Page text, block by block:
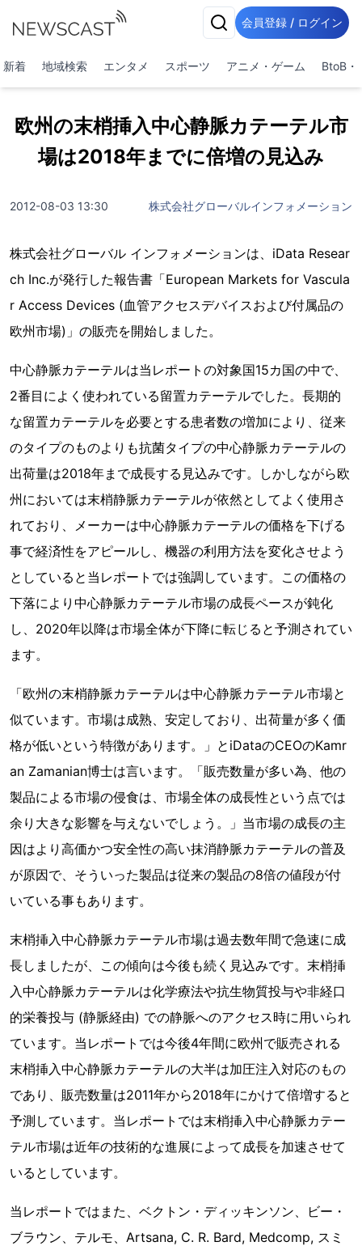
会員登録 / ログイン
新着 地域検索 エンタメ スポーツ アニメ・ゲーム BtoB・
欧州の末梢挿入中心静脈カテーテル市
場は2018年までに倍増の見込み
2012-08-03 13:30 株式会社グローバルインフォメーション
株式会社グローバル インフォメーションは、iData Resear
ch Inc.が発行した報告書「European Markets for Vascula
r Access Devices (血管アクセスデバイスおよび付属品の
欧州市場)」の販売を開始しました。
中心静脈カテーテルは当レポートの対象国15カ国の中で、
2番目によく使われている留置カテーテルでした。長期的
な留置カテーテルを必要とする患者数の増加により、従来
のタイプのものよりも抗菌タイプの中心静脈カテーテルの
出荷量は2018年まで成長する見込みです。しかしながら欧
州においては末梢静脈カテーテルが依然としてよく使用さ
れており、メーカーは中心静脈カテーテルの価格を下げる
事で経済性をアピールし、機器の利用方法を変化させよう
としていると当レポートでは強調しています。この価格の
下落により中心静脈カテーテル市場の成長ペースが鈍化
し、2020年以降は市場全体が下降に転じると予測されてい
ます。
「欧州の末梢静脈カテーテルは中心静脈カテーテル市場と
似ています。市場は成熟、安定しており、出荷量が多く価
格が低いという特徴があります。」とiDataのCEOのKamr
an Zamanian博士は言います。「販売数量が多い為、他の
製品による市場の侵食は、市場全体の成長性という点では
余り大きな影響を与えないでしょう。」当市場の成長の主
因はより高価かつ安全性の高い抹消静脈カテーテルの普及
が原因で、そういった製品は従来の製品の8倍の値段が付
いている事もあります。
末梢挿入中心静脈カテーテル市場は過去数年間で急速に成
長しましたが、この傾向は今後も続く見込みです。末梢挿
入中心静脈カテーテルは化学療法や抗生物質投与や非経口
的栄養投与 (静脈経由) での静脈へのアクセス時に用いられ
ています。当レポートでは今後4年間に欧州で販売される
末梢挿入中心静脈カテーテルの大半は加圧注入対応のもの
であり、販売数量は2011年から2018年にかけて倍増すると
予測しています。当レポートでは末梢挿入中心静脈カテー
テル市場は近年の技術的な進展によって成長を加速させて
いるとしています。
当レポートではまた、ベクトン・ディッキンソン、ビー・
ブラウン、テルモ、Artsana, C. R. Bard, Medcomp, スミ